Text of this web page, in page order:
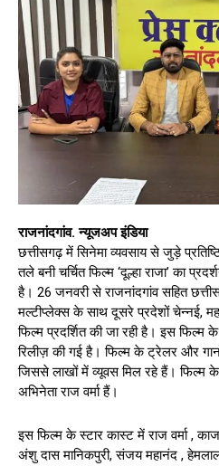
राजनांदगांव. न्यूजअप इंडिया
छत्तीसगढ़ में सिनेमा व्यवसाय से जुड़े
तले बनी चर्चित फिल्म ‘दूल्हा राजा’ का
है। 26 जनवरी से राजनांदगांव सहित
मल्टीप्लेक्स के साथ दूसरे प्रदेशों चेन्नई,
फिल्म प्रदर्शित की जा रही है। इस फिल्म
रिलीज़ की गई है। फिल्म के ट्रेलर और
जिससे लाखों में व्यूवस मिल रहे हैं। फिल्म
अभिनेता राज वर्मा हैं।
इस फिल्म के स्टार कास्ट में राज वर्मा ,
अंशु दास मानिकपुरी, संजय महानंद ,